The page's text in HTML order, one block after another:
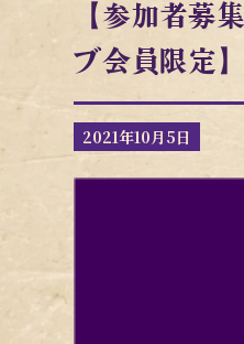
【参加者募
ブ会員限定】
2021年10月5日